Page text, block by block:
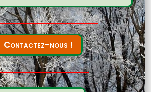
Contactez-nous !